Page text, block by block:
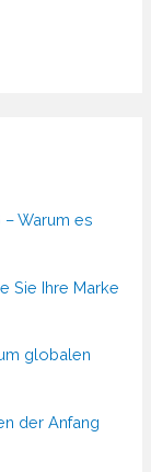
Warum es
Sie Ihre Marke
globalen
der Anfang